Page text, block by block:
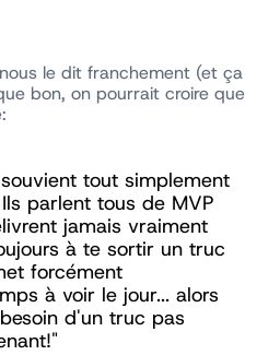
le dit franchement (et ça
bon, on pourrait croire que
tout simplement
parlent tous de MVP
jamais vraiment
à te sortir un truc
forcément
à voir le jour... alors
d'un truc pas